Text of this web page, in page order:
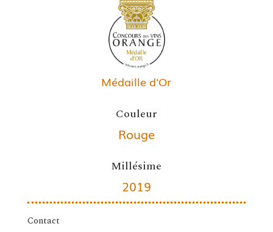
Médaille d'Or
Couleur
Rouge
Millésime
2019
Contact